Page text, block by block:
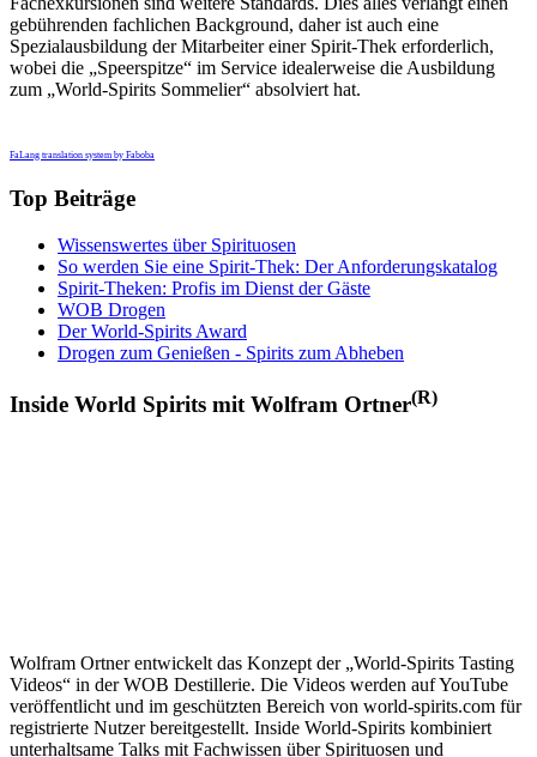
gebührenden fachlichen Background, daher ist auch eine
Spezialausbildung der Mitarbeiter einer Spirit-Thek erforderlich,
wobei die „Speerspitze“ im Service idealerweise die Ausbildung
zum „World-Spirits Sommelier“ absolviert hat.
FaLang translation system by Faboba
Top Beiträge
Wissenswertes über Spirituosen
So werden Sie eine Spirit-Thek: Der Anforderungskatalog
Spirit-Theken: Profis im Dienst der Gäste
WOB Drogen
Der World-Spirits Award
Drogen zum Genießen - Spirits zum Abheben
Inside World Spirits mit Wolfram Ortner(R)
Wolfram Ortner entwickelt das Konzept der „World-Spirits Tasting
Videos“ in der WOB Destillerie. Die Videos werden auf YouTube
veröffentlicht und im geschützten Bereich von world-spirits.com für
registrierte Nutzer bereitgestellt. Inside World-Spirits kombiniert
unterhaltsame Talks mit Fachwissen über Spirituosen und